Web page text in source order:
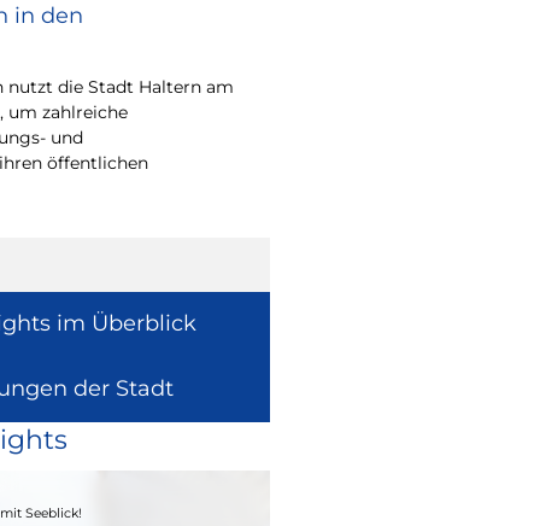
in den
nutzt die Stadt Haltern am
um zahlreiche
und
öffentlichen
im Überblick
der Stadt
Seeblick!